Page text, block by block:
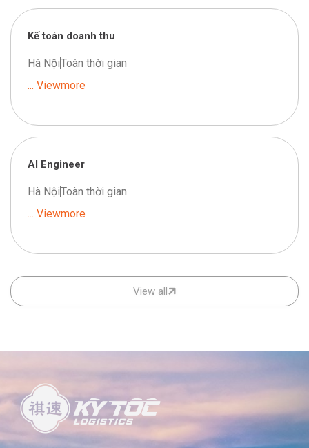
Kế toán doanh thu
Hà NộiToàn thời gian
... Viewmore
AI Engineer
Hà NộiToàn thời gian
... Viewmore
View all